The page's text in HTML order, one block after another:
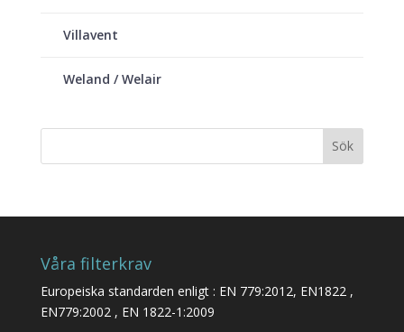
Villavent
Weland / Welair
Våra filterkrav
Europeiska standarden enligt : EN 779:2012, EN1822 ,
EN779:2002 , EN 1822-1:2009